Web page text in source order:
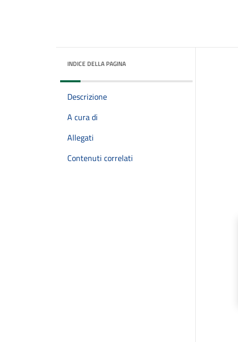
INDICE DELLA PAGINA
Descrizione
A cura di
Allegati
Contenuti correlati